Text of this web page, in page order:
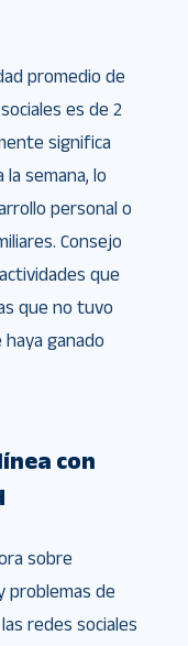
promedio de
es de 2
significa
la semana, lo
personal o
Consejo
que
que no tuvo
ganado
con
sobre
problemas de
redes sociales